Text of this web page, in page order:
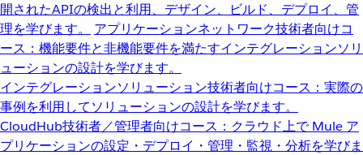
開されたAPIの検出と利用、デザイン、ビルド、デプロイ、管
理を学びます。
アプリケーションネットワーク技術者向けコ
ース：機能要件と非機能要件を満たすインテグレーションソリ
ューションの設計を学びます。
インテグレーションソリューション技術者向けコース：実際の
事例を利用してソリューションの設計を学びます。
CloudHub技術者／管理者向けコース：クラウド上で Mule ア
プリケーションの設定・デプロイ・管理・監視・分析を学びま